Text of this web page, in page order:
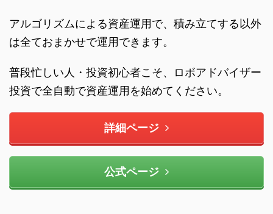
アルゴリズムによる資産運用で、積み立てする以外
は全ておまかせで運用できます。
普段忙しい人・投資初心者こそ、ロボアドバイザー
投資で全自動で資産運用を始めてください。
詳細ページ
公式ページ